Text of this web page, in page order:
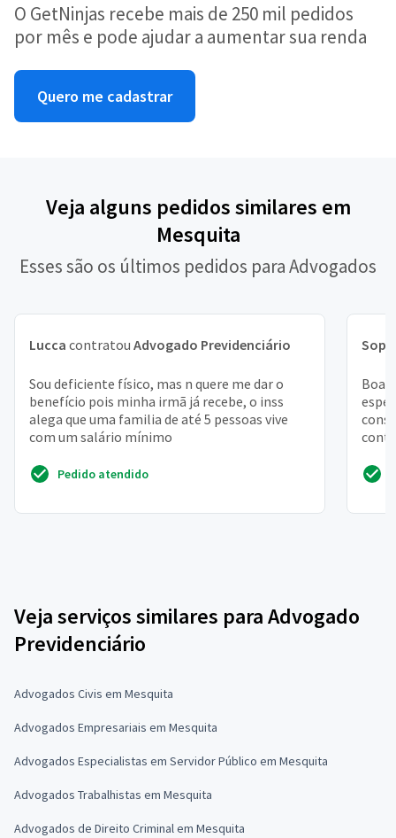
O GetNinjas recebe mais de 250 mil pedidos
por mês e pode ajudar a aumentar sua renda
Quero me cadastrar
Veja alguns pedidos similares em
Mesquita
Esses são os últimos pedidos para Advogados
Lucca contratou Advogado Previdenciário
Sou deficiente físico, mas n quere me dar o
benefício pois minha irmã já recebe, o inss
alega que uma familia de até 5 pessoas vive
com um salário mínimo
Pedido atendido
Boa
Veja serviços similares para Advogado
Previdenciário
Advogados Civis em Mesquita
Advogados Empresariais em Mesquita
Advogados Especialistas em Servidor Público em Mesquita
Advogados Trabalhistas em Mesquita
Advogados de Direito Criminal em Mesquita